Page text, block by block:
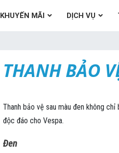
KHUYẾN MÃI DỊCH VỤ
THANH BẢO
Thanh bảo vệ sau màu đen không
độc đáo cho Vespa.
Đen